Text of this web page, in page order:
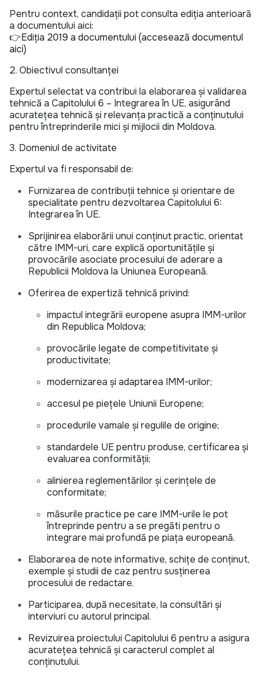
Pentru context, candidații pot consulta ediția anterioară
a documentului aici:
👉Ediția 2019 a documentului (accesează documentul
aici)
2. Obiectivul consultanței
Expertul selectat va contribui la elaborarea și validarea
tehnică a Capitolului 6 – Integrarea în UE, asigurând
acuratețea tehnică și relevanța practică a conținutului
pentru întreprinderile mici și mijlocii din Moldova.
3. Domeniul de activitate
Expertul va fi responsabil de:
Furnizarea de contribuții tehnice și orientare de
specialitate pentru dezvoltarea Capitolului 6:
Integrarea în UE.
Sprijinirea elaborării unui conținut practic, orientat
către IMM-uri, care explică oportunitățile și
provocările asociate procesului de aderare a
Republicii Moldova la Uniunea Europeană.
Oferirea de expertiză tehnică privind:
impactul integrării europene asupra IMM-urilor
din Republica Moldova;
provocările legate de competitivitate și
productivitate;
modernizarea și adaptarea IMM-urilor;
accesul pe piețele Uniunii Europene;
procedurile vamale și regulile de origine;
standardele UE pentru produse, certificarea și
evaluarea conformității;
alinierea reglementărilor și cerințele de
conformitate;
măsurile practice pe care IMM-urile le pot
întreprinde pentru a se pregăti pentru o
integrare mai profundă pe piața europeană.
Elaborarea de note informative, schițe de conținut,
exemple și studii de caz pentru susținerea
procesului de redactare.
Participarea, după necesitate, la consultări și
interviuri cu autorul principal.
Revizuirea proiectului Capitolului 6 pentru a asigura
acuratețea tehnică și caracterul complet al
conținutului.